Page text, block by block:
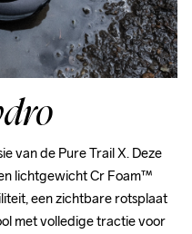
van de Pure Trail X. Deze
lichtgewicht Cr Foam™
een zichtbare rotsplaat
met volledige tractie voor